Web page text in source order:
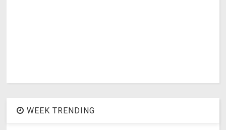
WEEK TRENDING